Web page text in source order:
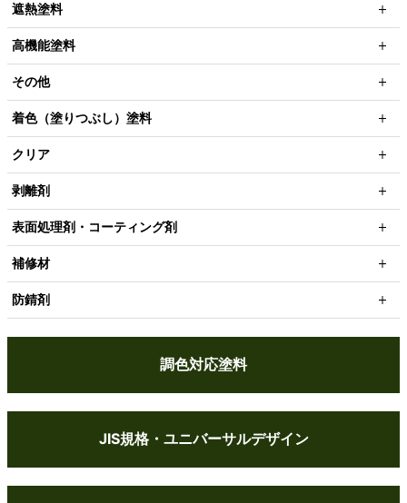
遮熱塗料
高機能塗料
その他
着色（塗りつぶし）塗料
クリア
剥離剤
表面処理剤・コーティング剤
補修材
防錆剤
調色対応塗料
JIS規格・ユニバーサルデザイン